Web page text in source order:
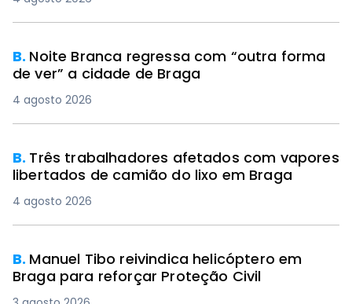
B. Noite Branca regressa com “outra forma
de ver” a cidade de Braga
4 agosto 2026
B. Três trabalhadores afetados com vapores
libertados de camião do lixo em Braga
4 agosto 2026
B. Manuel Tibo reivindica helicóptero em
Braga para reforçar Proteção Civil